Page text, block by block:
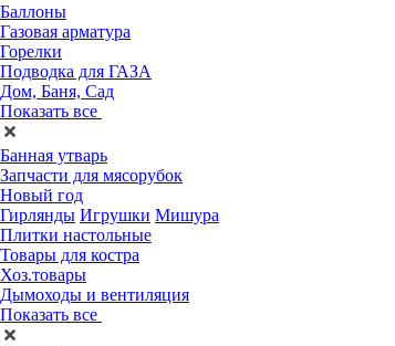
Баллоны
Газовая арматура
Горелки
Подводка для ГАЗА
Дом, Баня, Сад
Показать все
Банная утварь
Запчасти для мясорубок
Новый год
Гирлянды Игрушки Мишура
Плитки настольные
Товары для костра
Хоз.товары
Дымоходы и вентиляция
Показать все